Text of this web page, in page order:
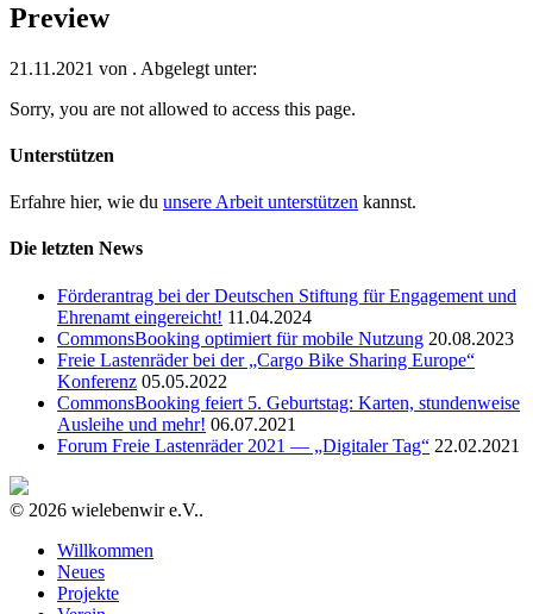
Preview
21.11.2021 von . Abgelegt unter:
Sorry, you are not allowed to access this page.
Unterstützen
Erfahre hier, wie du unsere Arbeit unterstützen kannst.
Die letzten News
Förderantrag bei der Deutschen Stiftung für Engagement und
Ehrenamt eingereicht! 11.04.2024
CommonsBooking optimiert für mobile Nutzung 20.08.2023
Freie Lastenräder bei der „Cargo Bike Sharing Europe“
Konferenz 05.05.2022
CommonsBooking feiert 5. Geburtstag: Karten, stundenweise
Ausleihe und mehr! 06.07.2021
Forum Freie Lastenräder 2021 — „Digitaler Tag“ 22.02.2021
© 2026 wielebenwir e.V..
Willkommen
Neues
Projekte